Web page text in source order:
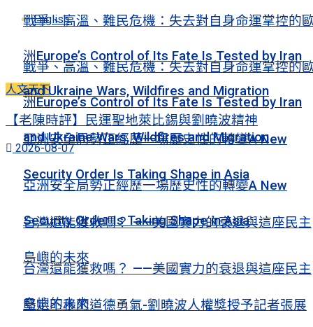
戰爭、高溫、難民危機：失去對自身命運掌控的
洲Europe’s Control of Its Fate Is Tested by Iran
and Ukraine Wars, Wildfires and Migration
亞洲安全局勢正經歷一場歷史性的轉變A New
Security Order Is Taking Shape in Asia
台灣還能獲救嗎？ ——美國實力的衰退與這座民主
島嶼的未來
堅定不移的道德勇氣-劉曉波人權獎授予記者張展
English
戰爭、高溫、難民危機：失去對自身命運掌控的
洲Europe’s Control of Its Fate Is Tested by Iran
and Ukraine Wars, Wildfires and Migration
亞洲安全局勢正經歷一場歷史性的轉變A New
Security Order Is Taking Shape in Asia
台灣還能獲救嗎？ ——美國實力的衰退與這座民主
島嶼的未來
人文天下
【老陳時評】民運聖地萊比錫與劉曉波精神
2026-08-07